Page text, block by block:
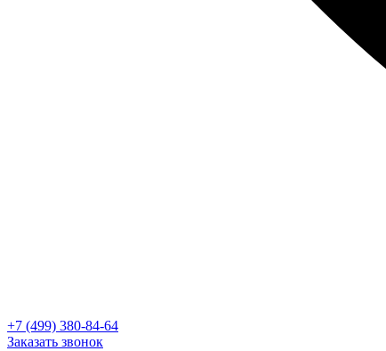
+7 (499) 380-84-64
Заказать звонок